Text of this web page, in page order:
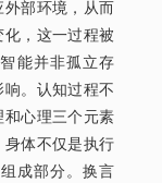
部环境，从而
，这一过程被
能并非孤立存
。认知过程不
心理三个元素
体不仅是执行
成部分。换言